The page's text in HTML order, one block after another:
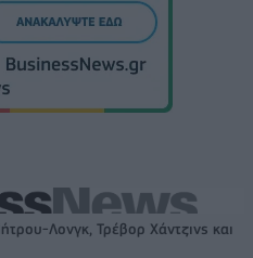
Λονγκ, Τρέβορ Χάντζινς και